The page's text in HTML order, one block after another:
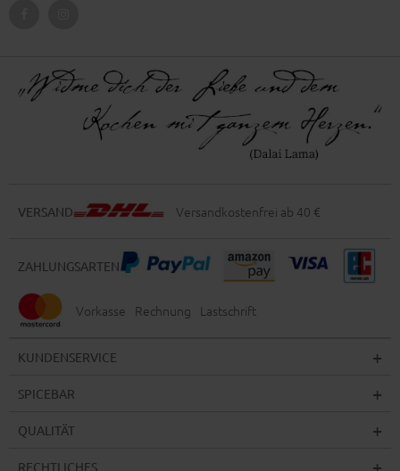
VERSAND Versandkostenfrei ab 40 €
ZAHLUNGSARTEN
Vorkasse Rechnung Lastschrift
KUNDENSERVICE
SPICEBAR
QUALITÄT
RECHTLICHES